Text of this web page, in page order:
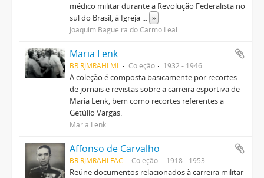
médico militar durante a Revolução Federalista no
sul do Brasil, à Igreja ... »
Joaquim Bagueira do Carmo Leal
Maria Lenk
BR RJMRAHI ML Coleção 1932 - 1946
A coleção é composta basicamente por recortes
de jornais e revistas sobre a carreira esportiva de
Maria Lenk, bem como recortes referentes a
Getúlio Vargas.
Maria Lenk
Affonso de Carvalho
BR RJMRAHI FAC Coleção 1918 - 1953
Reúne documentos relacionados à carreira militar